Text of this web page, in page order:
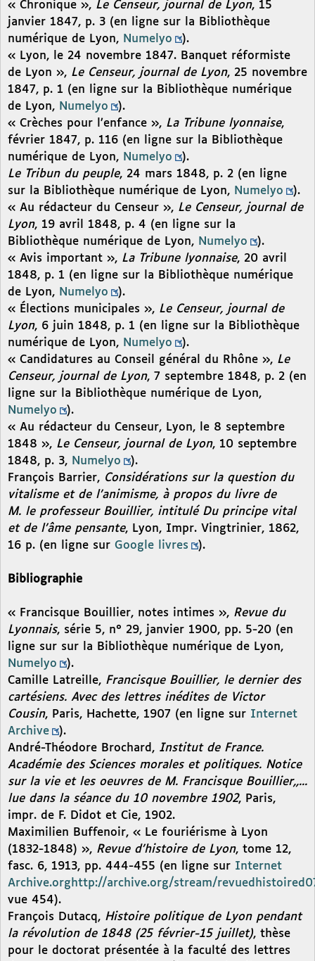
« Chronique », Le Censeur, journal de Lyon, 15
janvier 1847, p. 3 (en ligne sur la Bibliothèque
numérique de Lyon, Numelyo
).
« Lyon, le 24 novembre 1847. Banquet réformiste
de Lyon », Le Censeur, journal de Lyon, 25 novembre
1847, p. 1 (en ligne sur la Bibliothèque numérique
de Lyon, Numelyo
).
« Crèches pour l’enfance », La Tribune lyonnaise,
février 1847, p. 116 (en ligne sur la Bibliothèque
numérique de Lyon, Numelyo
).
Le Tribun du peuple, 24 mars 1848, p. 2 (en ligne
sur la Bibliothèque numérique de Lyon, Numelyo
).
« Au rédacteur du Censeur », Le Censeur, journal de
Lyon, 19 avril 1848, p. 4 (en ligne sur la
Bibliothèque numérique de Lyon, Numelyo
).
« Avis important », La Tribune lyonnaise, 20 avril
1848, p. 1 (en ligne sur la Bibliothèque numérique
de Lyon, Numelyo
).
« Élections municipales », Le Censeur, journal de
Lyon, 6 juin 1848, p. 1 (en ligne sur la Bibliothèque
numérique de Lyon, Numelyo
).
« Candidatures au Conseil général du Rhône », Le
Censeur, journal de Lyon, 7 septembre 1848, p. 2 (en
ligne sur la Bibliothèque numérique de Lyon,
Numelyo
).
« Au rédacteur du Censeur, Lyon, le 8 septembre
1848 », Le Censeur, journal de Lyon, 10 septembre
1848, p. 3, Numelyo
).
François Barrier, Considérations sur la question du
vitalisme et de l’animisme, à propos du livre de
M. le professeur Bouillier, intitulé Du principe vital
et de l’âme pensante, Lyon, Impr. Vingtrinier, 1862,
16 p. (en ligne sur Google livres ).
Bibliographie
« Francisque Bouillier, notes intimes », Revue du
Lyonnais, série 5, n° 29, janvier 1900, pp. 5-20 (en
ligne sur sur la Bibliothèque numérique de Lyon,
Numelyo
).
Camille Latreille, Francisque Bouillier, le dernier des
cartésiens. Avec des lettres inédites de Victor
Cousin, Paris, Hachette, 1907 (en ligne sur Internet
Archive
).
André-Théodore Brochard, Institut de France.
Académie des Sciences morales et politiques. Notice
sur la vie et les oeuvres de M. Francisque Bouillier,,...
lue dans la séance du 10 novembre 1902, Paris,
impr. de F. Didot et Cie, 1902.
Maximilien Buffenoir, « Le fouriérisme à Lyon
(1832-1848) », Revue d’histoire de Lyon, tome 12,
fasc. 6, 1913, pp. 444-455 (en ligne sur Internet
Archive.org http://archive.org/stream/
vue 454).
François Dutacq, Histoire politique de Lyon pendant
la révolution de 1848 (25 février-15 juillet), thèse
pour le doctorat présentée à la faculté des lettres